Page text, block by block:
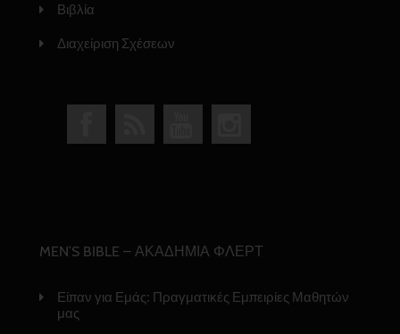
Βιβλία
Διαχείριση Σχέσεων
MEN’S BIBLE – ΑΚΑΔΗΜΙΑ ΦΛΕΡΤ
Είπαν για Εμάς: Πραγματικές Εμπειρίες Μαθητών
μας